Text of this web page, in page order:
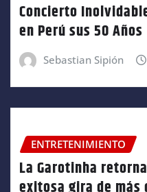
Concierto
en Perú sus 50 Años
Sebastian Sipión
ENTRETENIMIENTO
La Garotinha